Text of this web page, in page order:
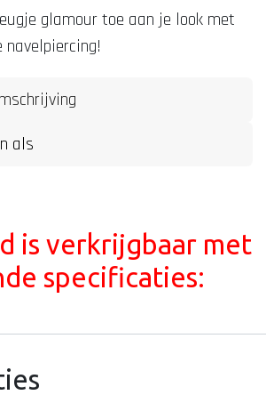
glamour toe aan je look met
navelpiercing!
als
is verkrijgbaar met
specificaties: